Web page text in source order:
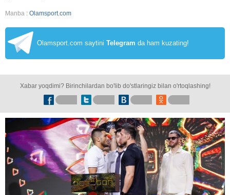
Manba : Olamsport.com
Olamsport.com saytini Telegram da ham kuzating!
Xabar yoqdimi? Birinchilardan bo'lib do'stlaringiz bilan o'rtoqlashing!